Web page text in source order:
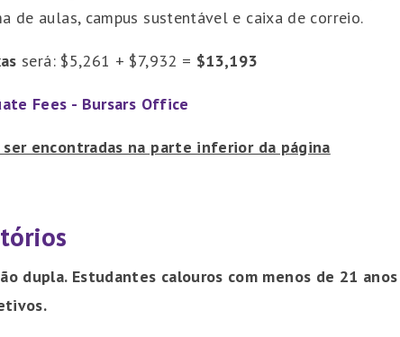
de aulas, campus sustentável e caixa de correio.
será: $5,261 + $7,932 = $13,193
Fees - Bursars Office
encontradas na parte inferior da página
dupla. Estudantes calouros com menos de 21